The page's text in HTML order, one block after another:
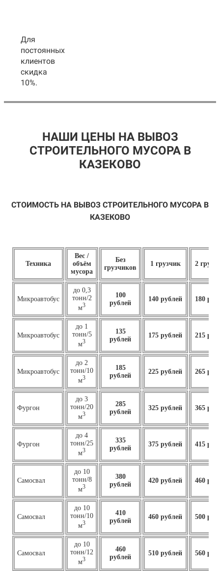
Для
постоянных
клиентов
скидка
10%.
НАШИ ЦЕНЫ НА ВЫВОЗ
СТРОИТЕЛЬНОГО МУСОРА В
КАЗЕКОВО
СТОИМОСТЬ НА ВЫВОЗ СТРОИТЕЛЬНОГО МУСОРА В
КАЗЕКОВО
Техника
Вес /
объём
мусора
Без
грузчиков
1 грузчик 2
Микроавтобус
до 0,3
тонн/2
м3
100
рублей
140 рублей 180
Микроавтобус
до 1
тонн/5
м3
135
рублей
175 рублей 215
Микроавтобус
до 2
тонн/10
м3
185
рублей
225 рублей 265
Фургон
до 3
тонн/20
м3
285
рублей
325 рублей 365
Фургон
до 4
тонн/25
м3
335
рублей
375 рублей 415
Самосвал
до 10
тонн/8
м3
380
рублей
420 рублей 460
Самосвал
до 10
тонн/10
м3
410
рублей
460 рублей 500
Самосвал
до 10
тонн/12
м3
460
рублей
510 рублей 560